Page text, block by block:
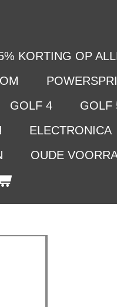
KORTING OP
GOLF 4 GOLF
ELECTRONICA
OUDE